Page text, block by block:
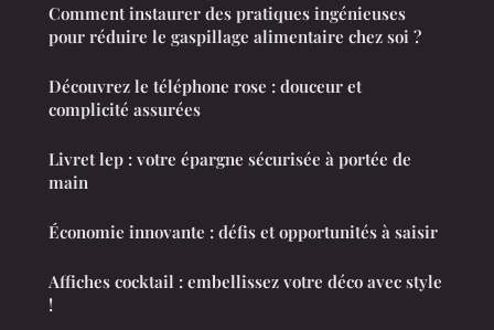
Comment instaurer des pratiques ingénieuses
pour réduire le gaspillage alimentaire chez soi ?
Découvrez le téléphone rose : douceur et
complicité assurées
Livret lep : votre épargne sécurisée à portée de
main
Économie innovante : défis et opportunités à saisir
Affiches cocktail : embellissez votre déco avec style
!